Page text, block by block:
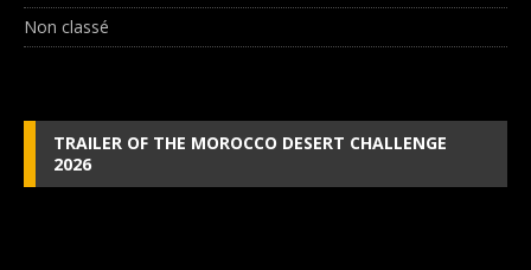
Non classé
TRAILER OF THE MOROCCO DESERT CHALLENGE
2026